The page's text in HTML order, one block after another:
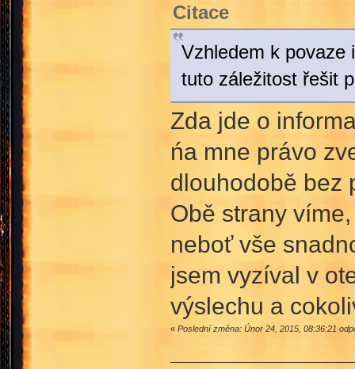
Citace
Vzhledem k povaze
tuto záležitost řešit
Zda jde o
ńa mne právo
dlouhodobě bez
Obě strany
neboť vše
jsem vyzíval v
výslechu a
« Poslední změna: Únor 24, 2015, 08:36:21